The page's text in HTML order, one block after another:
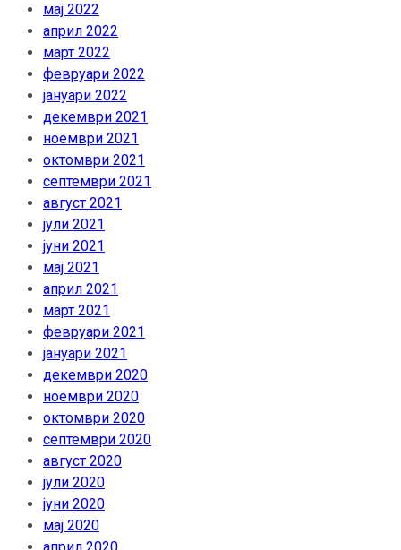
мај 2022
април 2022
март 2022
февруари 2022
јануари 2022
декември 2021
ноември 2021
октомври 2021
септември 2021
август 2021
јули 2021
јуни 2021
мај 2021
април 2021
март 2021
февруари 2021
јануари 2021
декември 2020
ноември 2020
октомври 2020
септември 2020
август 2020
јули 2020
јуни 2020
мај 2020